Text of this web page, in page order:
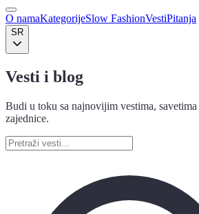
O namaKategorijeSlow FashionVestiPitanja
SR
Vesti i blog
Budi u toku sa najnovijim vestima,
zajednice.